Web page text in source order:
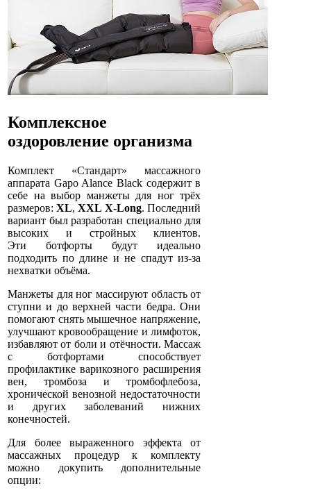
Комплексное
оздоровление организма
Комплект «Стандарт» массажного
аппарата Gapo Alance Black содержит в
себе на выбор манжеты для ног трёх
размеров:XL,XXL X-Long. Последний
вариант был разработан специально для
высоких и стройных клиентов.
Эти ботфорты будут идеально
подходить по длине и не спадут из-за
нехватки объёма.
Манжеты для ног массируют область от
ступни и до верхней части бедра. Они
помогают снять мышечное напряжение,
улучшают кровообращение и лимфоток,
избавляют от боли и отёчности. Массаж
с ботфортами способствует
профилактике варикозного расширения
вен, тромбоза и тромбофлебоза,
хронической венозной недостаточности
и других заболеваний нижних
конечностей.
Для более выраженного эффекта от
массажных процедур к комплекту
можно докупить дополнительные
опции: